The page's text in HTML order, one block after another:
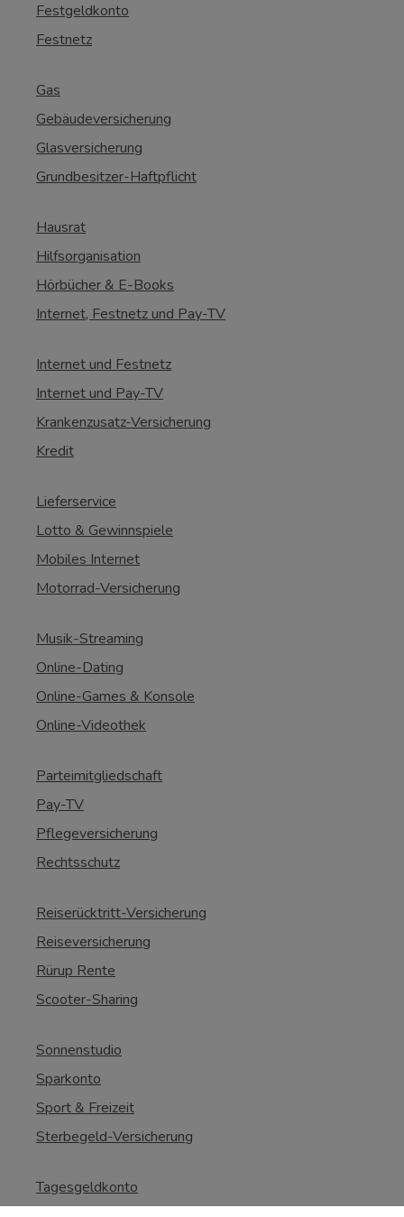
Festgeldkonto
Festnetz
Gas
Gebäudeversicherung
Glasversicherung
Grundbesitzer-Haftpflicht
Hausrat
Hilfsorganisation
Hörbücher & E-Books
Internet, Festnetz und Pay-TV
Internet und Festnetz
Internet und Pay-TV
Krankenzusatz-Versicherung
Kredit
Lieferservice
Lotto & Gewinnspiele
Mobiles Internet
Motorrad-Versicherung
Musik-Streaming
Online-Dating
Online-Games & Konsole
Online-Videothek
Parteimitgliedschaft
Pay-TV
Pflegeversicherung
Rechtsschutz
Reiserücktritt-Versicherung
Reiseversicherung
Rürup Rente
Scooter-Sharing
Sonnenstudio
Sparkonto
Sport & Freizeit
Sterbegeld-Versicherung
Tagesgeldkonto